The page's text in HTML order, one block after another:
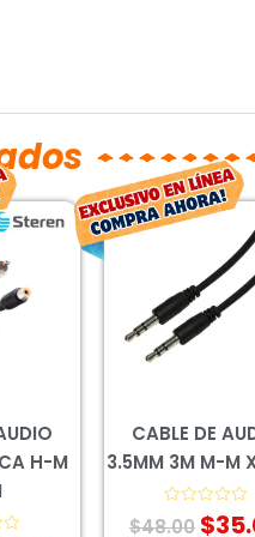
H-M
El
precio
$24.00.
CABLE DE
3.5MM 3M M-M
Valorado
con
$48.00
El
era:
$